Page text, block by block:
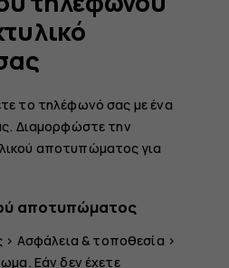
το τηλέφωνό σας με ένα
Διαμορφώστε την
αποτυπώματος για
αποτυπώματος
> Ασφάλεια & τοποθεσία >
. Εάν δεν έχετε